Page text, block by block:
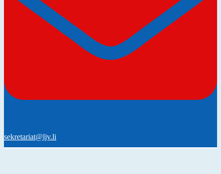
sekretariat@ljv.li